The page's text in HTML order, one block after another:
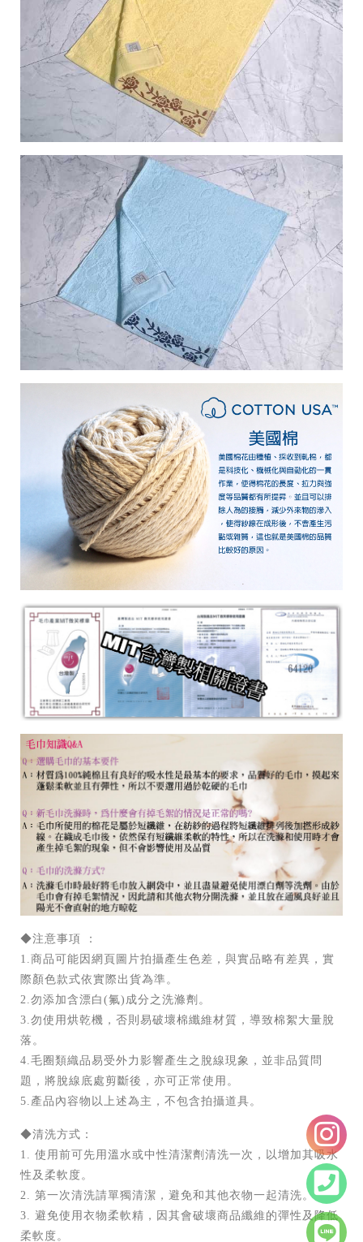
◆注意事項 ：
1.商品可能因網頁圖片拍攝產生色差，與實品略有差異，實
際顏色款式依實際出貨為準。
2.勿添加含漂白(氟)成分之洗滌劑。
3.勿使用烘乾機，否則易破壞棉纖維材質，導致棉絮大量脫
落。
4.毛圈類織品易受外力影響產生之脫線現象，並非品質問
題，將脫線底處剪斷後，亦可正常使用。
5.產品內容物以上述為主，不包含拍攝道具。
◆清洗方式：
1. 使用前可先用溫水或中性清潔劑清洗一次，以增加其吸水
性及柔軟度。
2. 第一次清洗請單獨清潔，避免和其他衣物一起清洗。
3. 避免使用衣物柔軟精，因其會破壞商品纖維的彈性及降低
柔軟度。